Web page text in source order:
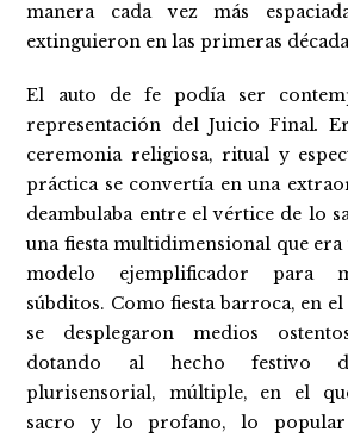
manera cada vez más
extinguieron en las primeras
El auto de fe podía ser
representación del Juicio Final.
ceremonia religiosa, ritual y
práctica se convertía en una
deambulaba entre el vértice de lo
una fiesta multidimensional que
modelo ejemplificador para
súbditos. Como fiesta barroca, en
se desplegaron medios
dotando al hecho festivo
plurisensorial, múltiple, en el
sacro y lo profano, lo